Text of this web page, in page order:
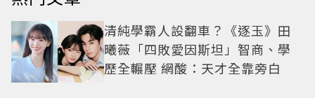
清純學霸人設翻車？《逐玉》田
曦薇「四敗愛因斯坦」智商、學
歷全輾壓 網酸：天才全靠旁白